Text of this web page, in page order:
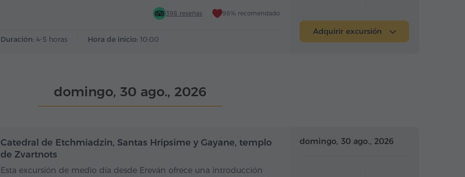
398 reseñas 98% recomendado
Duración: 4-5 horas Hora de inicio: 10:00
Adquirir excursión
domingo, 30 ago., 2026
Medio día Medio día
Catedral de Etchmiadzin, Santas Hripsime y Gayane, templo
de Zvartnots
Esta excursión de medio día desde Ereván ofrece una introducción
domingo, 30 ago., 2026